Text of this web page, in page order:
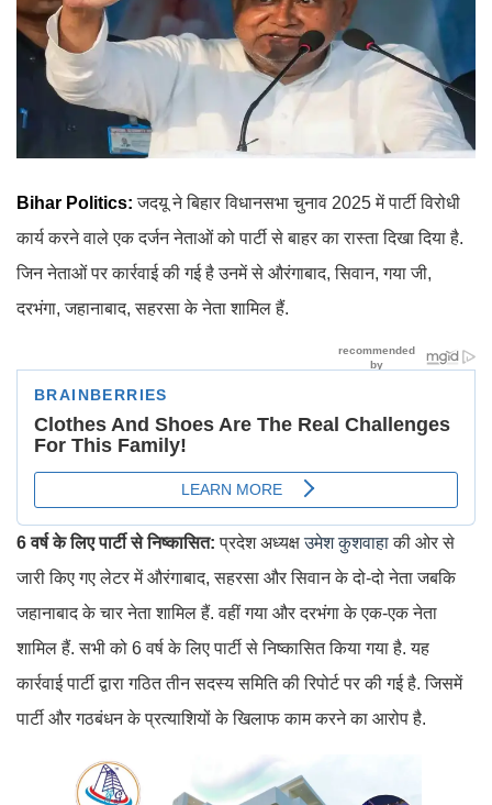
Bihar Politics: जदयू ने बिहार विधानसभा चुनाव 2025 में पार्टी विरोधी
कार्य करने वाले एक दर्जन नेताओं को पार्टी से बाहर का रास्ता दिखा दिया है.
जिन नेताओं पर कार्रवाई की गई है उनमें से औरंगाबाद, सिवान, गया जी,
दरभंगा, जहानाबाद, सहरसा के नेता शामिल हैं.
6 वर्ष के लिए पार्टी से निष्कासित:प्रदेश अध्यक्षउमेश कुशवाहाकी ओर से
जारी किए गए लेटर में औरंगाबाद, सहरसा और सिवान के दो-दो नेता जबकि
जहानाबाद के चार नेता शामिल हैं. वहीं गया और दरभंगा के एक-एक नेता
शामिल हैं. सभी को 6 वर्ष के लिए पार्टी से निष्कासित किया गया है. यह
कार्रवाई पार्टी द्वारा गठित तीन सदस्य समिति की रिपोर्ट पर की गई है. जिसमें
पार्टी और गठबंधन के प्रत्याशियों के खिलाफ काम करने का आरोप है.